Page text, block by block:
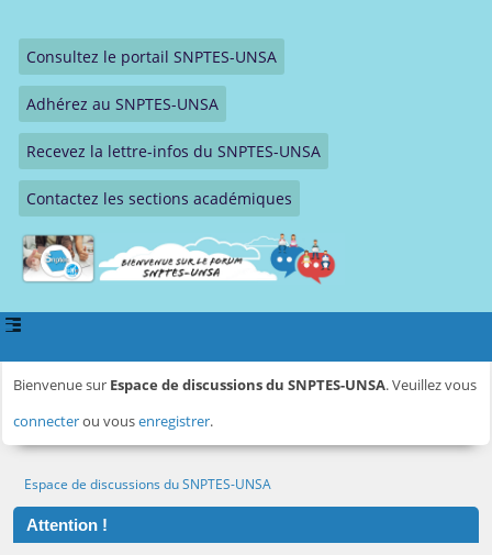
Consultez le portail SNPTES-UNSA
Adhérez au SNPTES-UNSA
Recevez la lettre-infos du SNPTES-UNSA
Contactez les sections académiques
Bienvenue sur Espace de discussions du SNPTES-UNSA. Veuillez vous
connecterou vousenregistrer.
Espace de discussions du SNPTES-UNSA
Attention !